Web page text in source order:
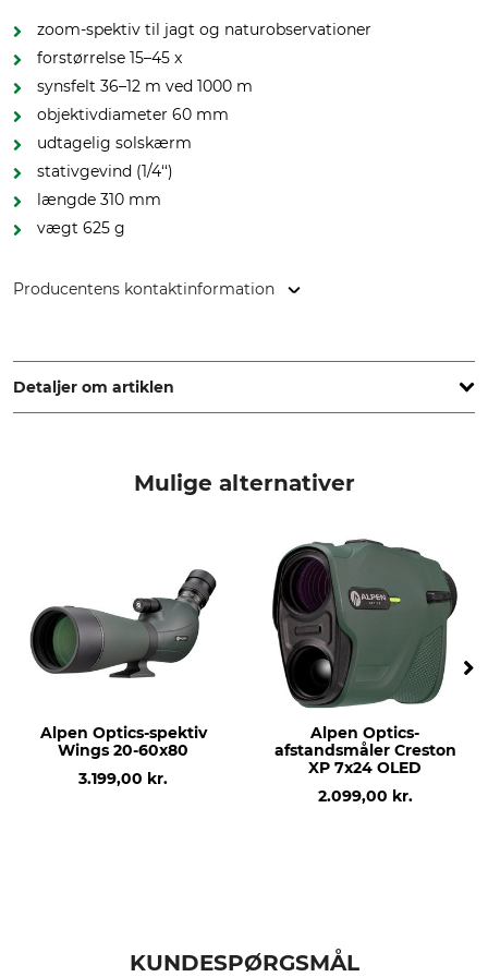
zoom-spektiv til jagt og naturobservationer
forstørrelse 15–45 x
synsfelt 36–12 m ved 1000 m
objektivdiameter 60 mm
udtagelig solskærm
stativgevind (1/4‘‘)
længde 310 mm
vægt 625 g
Producentens kontaktinformation
Germany, www.umarex.com
Detaljer om artiklen
Optisk forstørrelse: (x
45
Mærke
Umarex
produkttype
Modelbetegnelse
UX Spotting Scope 15-45x60
Længde
310 mm
625 g
Mulige alternativer
Alpen Optics-spektiv
Wings 20-60x80
3.199,00 kr.
Alpen Optics-
afstandsmåler Creston
XP 7x24 OLED
2.099,00 kr.
KUNDESPØRGSMÅL